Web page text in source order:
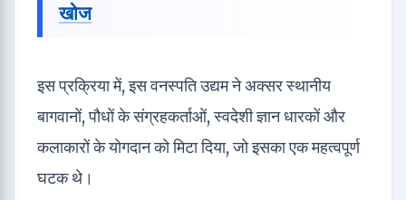
खोज
इस प्रक्रिया में, इस वनस्पति उद्यम ने अक्सर स्थानीय
बागवानों, पौधों के संग्रहकर्ताओं, स्वदेशी ज्ञान धारकों और
कलाकारों के योगदान को मिटा दिया, जो इसका एक महत्वपूर्ण
घटक थे।